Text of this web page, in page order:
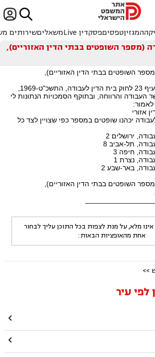
ﱐ
המגזיןטפסיםפסקדין Live משאליםשירותים
(מספר השופטים בבתי הדין האזוריים),
השופטים בבתי הדין האזוריים),
העבודה והרווחה, ובתוקף הסמכויות הנתונות לי
לאמור:
יכהנו שופטים במספר כפי שצויין לצד כל
השופטים בבתי הדין האזוריים),
מלא, על מנת לצפות בכל התוכן עליך לבחור
אחת מהאופציות הבאות:
>>
לפי עיר

